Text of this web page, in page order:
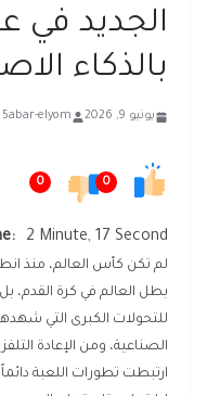
الجديد في
بالذكاء
يونيو 9, 2026 5abar-elyom
0
0
2 Minute, 17 Second
بطل العالم في كرة القدم،
للتحولات الكبرى التي شهدها
الصناعية، ومن الإعادة
ارتبطت تطورات اللعبة